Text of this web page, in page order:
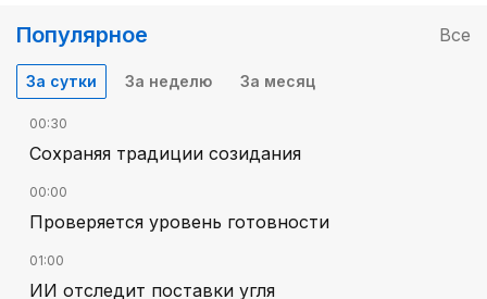
Популярное Все
За сутки За неделю За месяц
00:30
Сохраняя традиции созидания
00:00
Проверяется уровень готовности
01:00
ИИ отследит поставки угля